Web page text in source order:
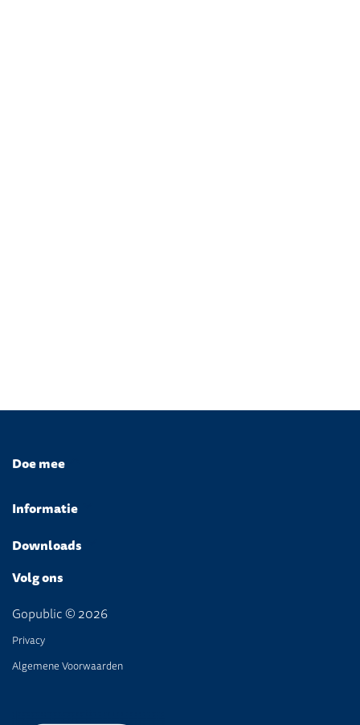
Doe mee
Informatie
Downloads
Volg ons
Gopublic © 2026
Privacy
Algemene Voorwaarden